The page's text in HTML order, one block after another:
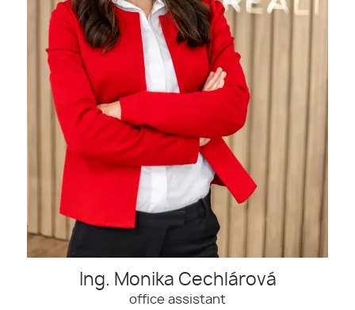
Ing. Monika Cechlárová
office assistant